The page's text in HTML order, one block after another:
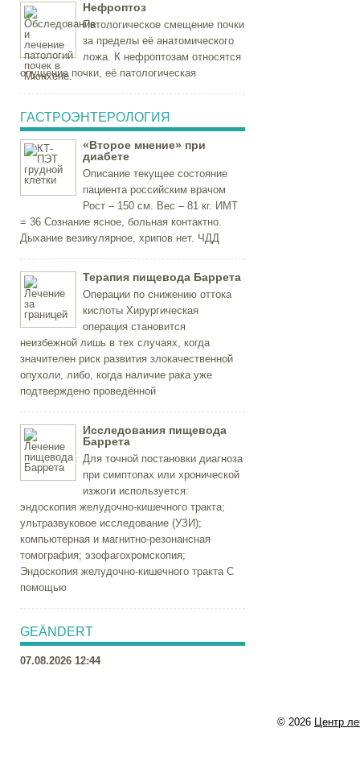
Нефроптоз
Патологическое смещение почки
за пределы её анатомического
ложа. К нефроптозам относятся
опущение почки, её патологическая
ГАСТРОЭНТЕРОЛОГИЯ
«Второе мнение» при
диабете
Описание текущее состояние
пациента российским врачом
Рост – 150 см. Вес – 81 кг. ИМТ
= 36 Сознание ясное, больная контактно.
Дыхание везикулярное, хрипов нет. ЧДД
Терапия пищевода Баррета
Операции по снижению оттока
кислоты Хирургическая
операция становится
неизбежной лишь в тех случаях, когда
значителен риск развития злокачественной
опухоли, либо, когда наличие рака уже
подтверждено проведённой
Исследования пищевода
Баррета
Для точной постановки диагноза
при симптопах или хронической
изжоги используется:
эндоскопия желудочно-кишечного тракта;
ультразвуковое исследование (УЗИ);
компьютерная и магнитно-резонансная
томография; эзофагохромскопия;
Эндоскопия желудочно-кишечного тракта С
помощью
GEÄNDERT
07.08.2026 12:44
© 2026 Центр